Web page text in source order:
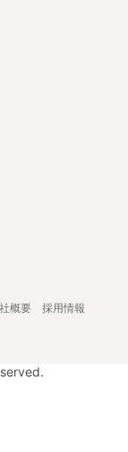
概要
採用情報